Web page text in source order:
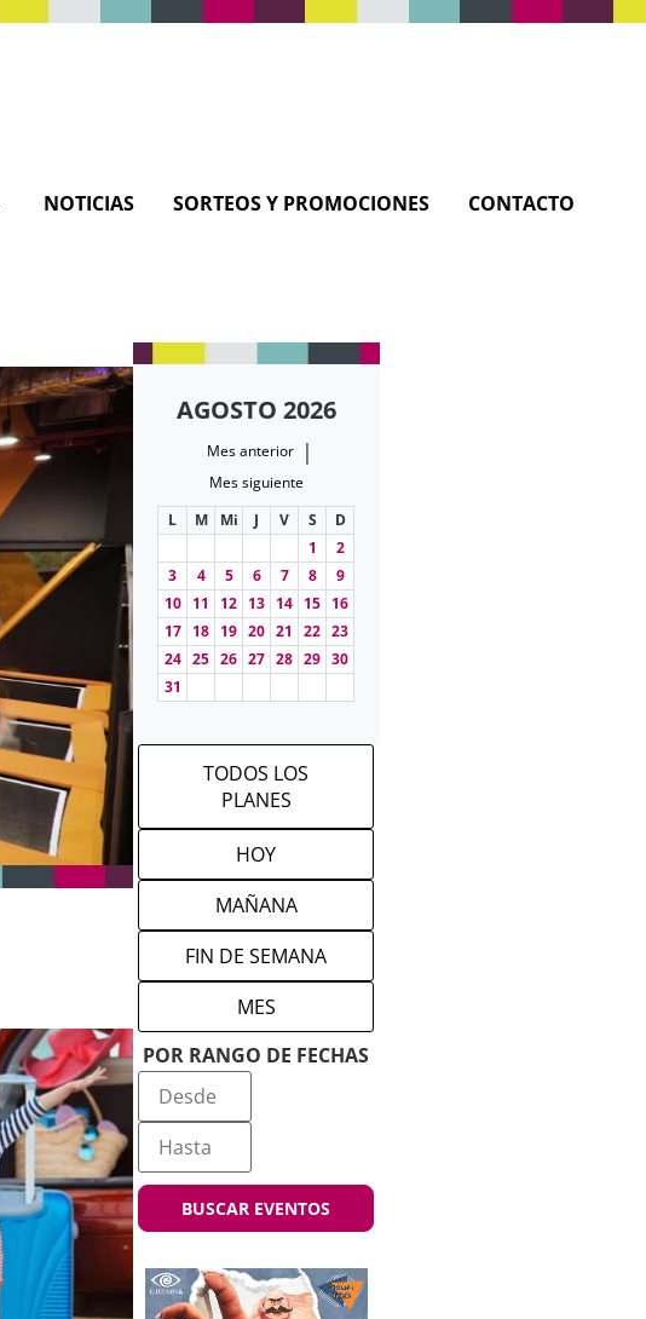
NOTICIAS SORTEOS Y PROMOCIONES CONTACTO
AGOSTO 2026
Mes anterior |
Mes siguiente
L
M Mi J V S
D
1
2
3
4 5 6 7 8
9
10 11 12 13 14 15 16
17 18 19 20 21 22 23
24 25 26 27 28 29 30
31
TODOS LOS
PLANES
HOY
MAÑANA
FIN DE SEMANA
MES
POR RANGO DE FECHAS
BUSCAR EVENTOS